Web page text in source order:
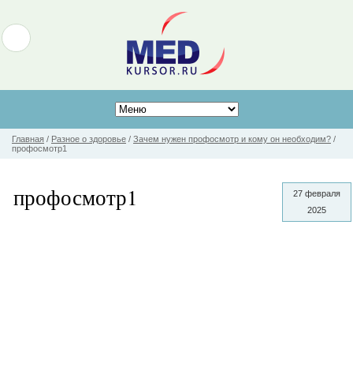
Главная / Разное о здоровье / Зачем нужен профосмотр и кому он необходим? /
профосмотр1
27 февраля
2025
профосмотр1